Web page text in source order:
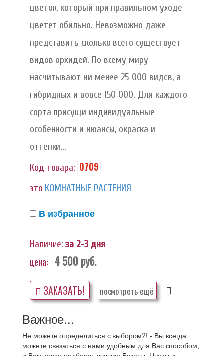
цветок, который при правильном уходе
цветет обильно. Невозможно даже
представить сколько всего существует
видов орхидей. По всему миру
насчитывают ни менее 25 000 видов, а
гибридных и вовсе 150 000. Для каждого
сорта присущи индивидуальные
особенности и нюансы, окраска и
оттенки...
Код товара: 0709
это КОМНАТНЫЕ РАСТЕНИЯ
В избранное
Наличие: за 2-3 дня
цена: 4 500руб.
ЗАКАЗАТЬ! посмотреть ещё
Важное...
Не можете определиться с выбором?! - Вы всегда
можете связаться с нами удобным для Вас способом,